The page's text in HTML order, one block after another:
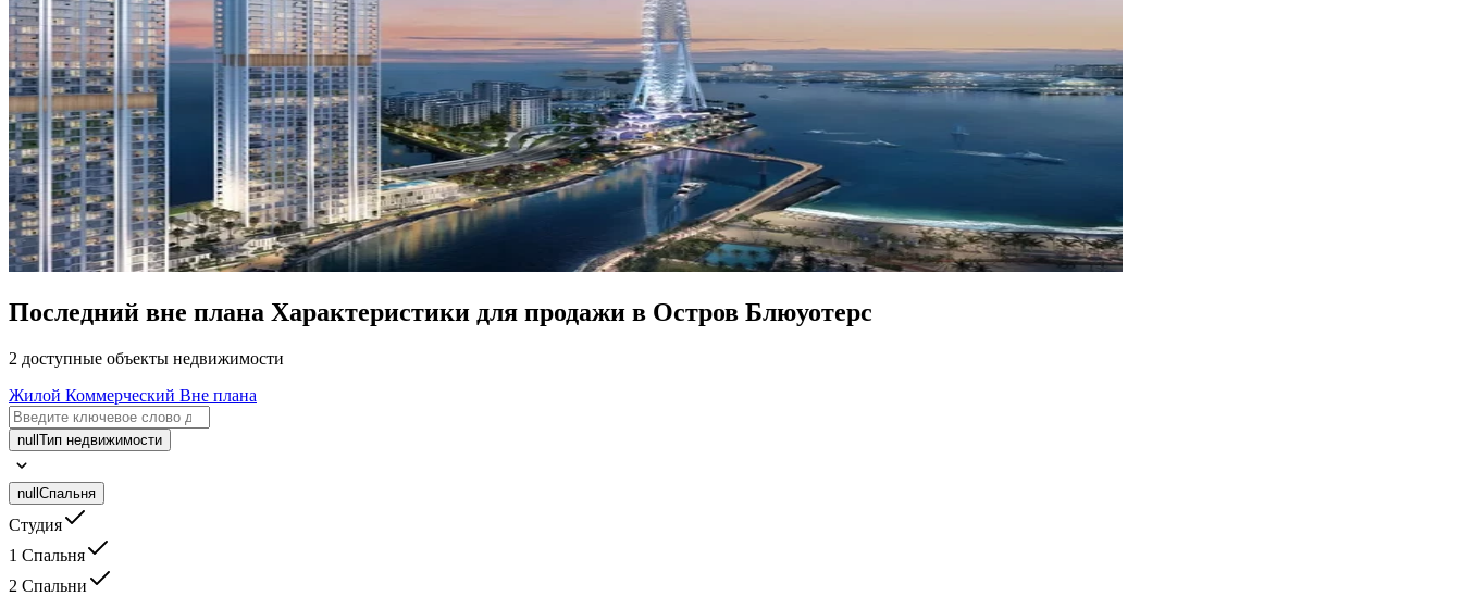
Последний вне плана Характеристики для продажи в Остров Блюуотерс
2 доступные объекты недвижимости
Жилой Коммерческий Вне плана
null Тип недвижимости
null Спальня
Студия
1 Спальня
2 Спальни